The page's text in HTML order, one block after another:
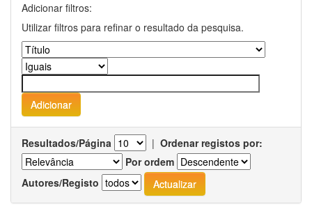
Adicionar filtros:
Utilizar filtros para refinar o resultado da pesquisa.
Resultados/Página | Ordenar registos por:
Por ordem
Autores/Registo